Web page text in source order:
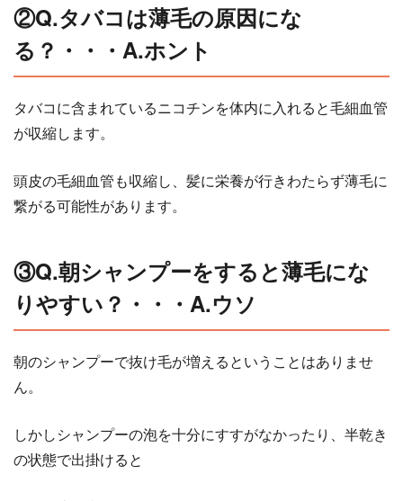
②Q.タバコは薄毛の原因にな
る？・・・A.ホント
タバコに含まれているニコチンを体内に入れると毛細血管
が収縮します。
頭皮の毛細血管も収縮し、髪に栄養が行きわたらず薄毛に
繋がる可能性があります。
③Q.朝シャンプーをすると薄毛にな
りやすい？・・・A.ウソ
朝のシャンプーで抜け毛が増えるということはありませ
ん。
しかしシャンプーの泡を十分にすすがなかったり、半乾き
の状態で出掛けると